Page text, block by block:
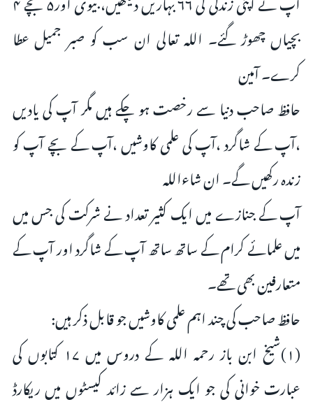
بچیاں چھوڑ گئے۔ اللہ تعالی ان سب کو صبر جمیل عطا
کرے۔ آمین
حافظ صاحب دنیا سے رخصت ہو چکے ہیں مگر آپ کی یادیں
،آپ کے شاگرد ،آپ کی علمی کاوشیں ،آپ کے بچے آپ کو
زندہ رکھیں گے۔ ان شاءاللہ
آپ کے جنازے میں ایک کثیر تعداد نے شرکت کی جس میں
میں علمائے کرام کے ساتھ ساتھ آپ کے شاگرد اور آپ کے
متعارفین بھی تھے۔
حافظ صاحب کی چند اہم علمی کاوشیں جو قابل ذکر ہیں:
(۱)شیخ ابن باز رحمہ اللہ کے دروس میں ۱۷ کتابوں کی
عبارت خوانی کی جو ایک ہزار سے زائد کیسٹوں میں ریکارڈ